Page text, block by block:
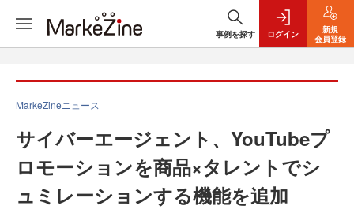
事例を探す ログイン
新規
会員登録
MarkeZineニュース
サイバーエージェント、YouTubeプ
ロモーションを商品×タレントでシ
ュミレーションする機能を追加